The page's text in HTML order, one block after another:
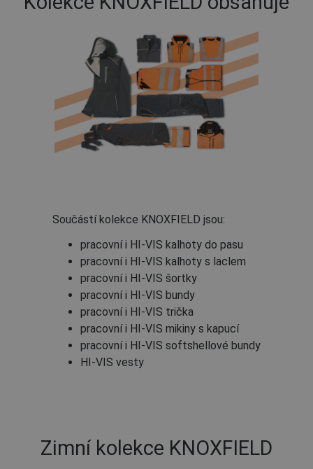
Součástí kolekce KNOXFIELD jsou:
pracovní i HI-VIS kalhoty do pasu
pracovní i HI-VIS kalhoty s laclem
pracovní i HI-VIS šortky
pracovní i HI-VIS bundy
pracovní i HI-VIS trička
pracovní i HI-VIS mikiny s kapucí
pracovní i HI-VIS softshellové bundy
HI-VIS vesty
Zimní kolekce KNOXFIELD